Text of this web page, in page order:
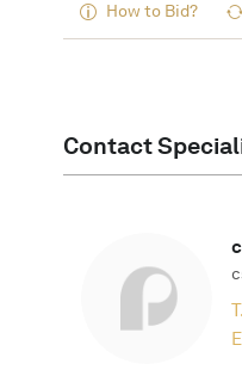
How to Bid?
Contact
T.